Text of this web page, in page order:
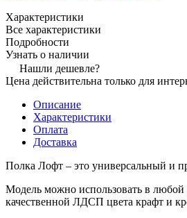
Характеристики
Все характеристики
Подробности
Узнать о наличии
Нашли дешевле?
Цена действительна только для
Описание
Характеристики
Оплата
Доставка
Полка Лофт – это универсальный и
Модель можно использовать в любой
качественной ЛДСП цвета крафт и